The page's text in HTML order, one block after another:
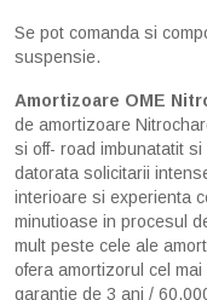
Se pot comanda si
suspensie.
Amortizoare OME
de amortizoare
si off- road imbunatatit
datorata solicitarii
interioare si experienta
minutioase in procesul
mult peste cele ale
ofera amortizorul cel
garantie de 3 ani /